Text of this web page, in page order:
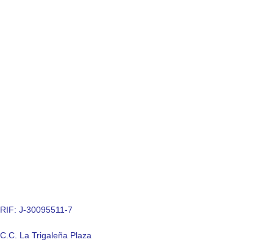
RIF: J-30095511-7
C.C. La Trigaleña Plaza